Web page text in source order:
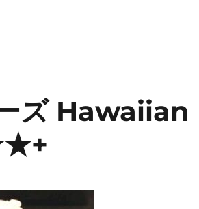
ュージシャンが集うカフェ ★★★+” の
ズ Hawaiian